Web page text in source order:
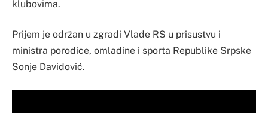
klubovima.
Prijem je održan u zgradi Vlade RS u prisustvu i
ministra porodice, omladine i sporta Republike Srpske
Sonje Davidović.